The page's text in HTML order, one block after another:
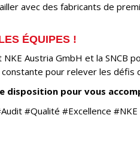
avec des fabricants de
ÉQUIPES !
Austria GmbH et la SNCB
pour relever les défis
disposition pour vous
#Qualité #Excellence